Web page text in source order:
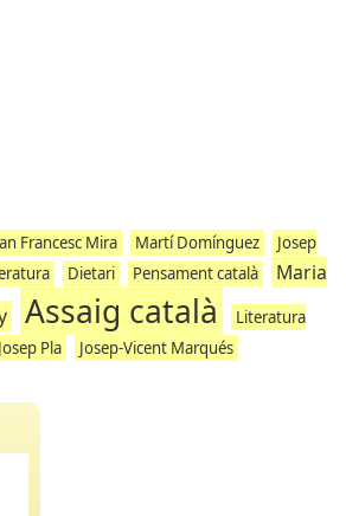
Francesc Mira Martí Domínguez
Josep
Dietari Pensament català
Maria
Assaig català
Literatura
Josep Pla Josep-Vicent Marqués